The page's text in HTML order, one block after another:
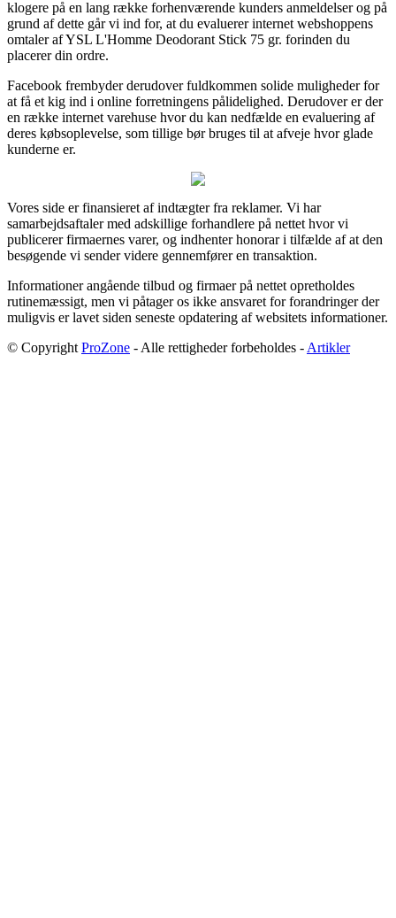
klogere på en lang række forhenværende kunders anmeldelser og på
grund af dette går vi ind for, at du evaluerer internet webshoppens
omtaler af YSL L'Homme Deodorant Stick 75 gr. forinden du
placerer din ordre.
Facebook frembyder derudover fuldkommen solide muligheder for
at få et kig ind i online forretningens pålidelighed. Derudover er der
en række internet varehuse hvor du kan nedfælde en evaluering af
deres købsoplevelse, som tillige bør bruges til at afveje hvor glade
kunderne er.
Vores side er finansieret af indtægter fra reklamer. Vi har
samarbejdsaftaler med adskillige forhandlere på nettet hvor vi
publicerer firmaernes varer, og indhenter honorar i tilfælde af at den
besøgende vi sender videre gennemfører en transaktion.
Informationer angående tilbud og firmaer på nettet opretholdes
rutinemæssigt, men vi påtager os ikke ansvaret for forandringer der
muligvis er lavet siden seneste opdatering af websitets informationer.
© Copyright ProZone - Alle rettigheder forbeholdes - Artikler